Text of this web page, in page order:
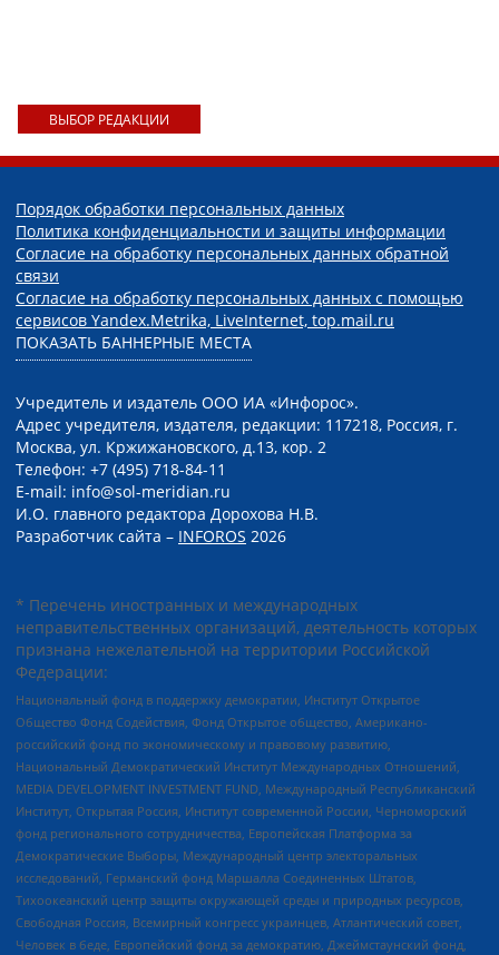
ВЫБОР РЕДАКЦИИ
Порядок обработки персональных данных
Политика конфиденциальности и защиты информации
Согласие на обработку персональных данных обратной
связи
Согласие на обработку персональных данных с помощью
сервисов Yandex.Metrika, LiveInternet, top.mail.ru
ПОКАЗАТЬ БАННЕРНЫЕ МЕСТА
Учредитель и издатель ООО ИА «Инфорос».
Адрес учредителя, издателя, редакции: 117218, Россия, г.
Москва, ул. Кржижановского, д.13, кор. 2
Телефон: +7 (495) 718-84-11
E-mail: info@sol-meridian.ru
И.О. главного редактора Дорохова Н.В.
Разработчик сайта – INFOROS 2026
* Перечень иностранных и международных
неправительственных организаций, деятельность которых
признана нежелательной на территории Российской
Федерации:
Национальный фонд в поддержку демократии, Институт Открытое
Общество Фонд Содействия, Фонд Открытое общество, Американо-
российский фонд по экономическому и правовому развитию,
Национальный Демократический Институт Международных Отношений,
MEDIA DEVELOPMENT INVESTMENT FUND, Международный Республиканский
Институт, Открытая Россия, Институт современной России, Черноморский
фонд регионального сотрудничества, Европейская Платформа за
Демократические Выборы, Международный центр электоральных
исследований, Германский фонд Маршалла Соединенных Штатов,
Тихоокеанский центр защиты окружающей среды и природных ресурсов,
Свободная Россия, Всемирный конгресс украинцев, Атлантический совет,
Человек в беде, Европейский фонд за демократию, Джеймстаунский фонд,